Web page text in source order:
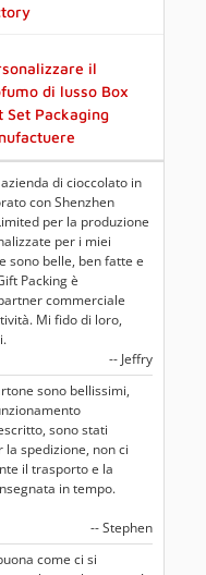
il
di lusso Box
Set Packaging
di cioccolato in
con Shenzhen
per la produzione
per i miei
sono belle, ben fatte e
Packing è
commerciale
Mi fido di loro,
-- Jeffry
sono bellissimi,
sono stati
spedizione, non ci
il trasporto e la
in tempo.
-- Stephen
come ci si